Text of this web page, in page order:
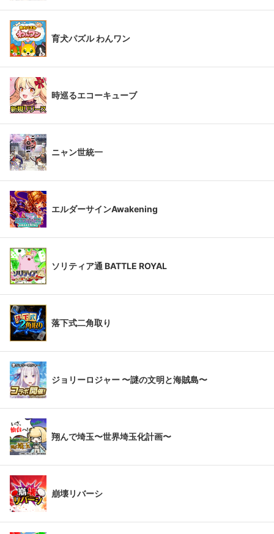
育犬パズル わんワン
時巡るエコーキューブ
ニャン世統一
エルダーサインAwakening
ソリティア通 BATTLE ROYAL
落下式二角取り
ジョリーロジャー 〜謎の文明と海賊島〜
翔んで埼玉〜世界埼玉化計画〜
崩壊リバーシ